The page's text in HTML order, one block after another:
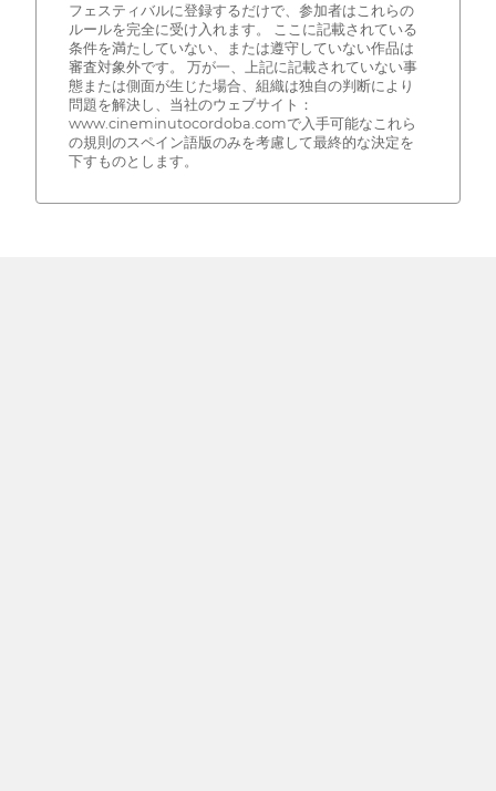
フェスティバルに登録するだけで、参加者はこれらの
ルールを完全に受け入れます。 ここに記載されている
条件を満たしていない、または遵守していない作品は
審査対象外です。 万が一、上記に記載されていない事
態または側面が生じた場合、組織は独自の判断により
問題を解決し、当社のウェブサイト：
www.cineminutocordoba.comで入手可能なこれら
の規則のスペイン語版のみを考慮して最終的な決定を
下すものとします。